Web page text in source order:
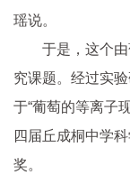
瑶说。
于是，这个
究课题。经过实
于“葡萄的等离子
四届丘成桐中学
奖。